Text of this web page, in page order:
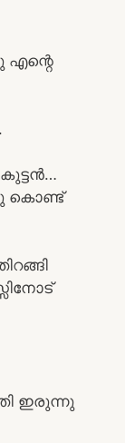
എന്റെ
കൊണ്ട്
ഇരുന്നു